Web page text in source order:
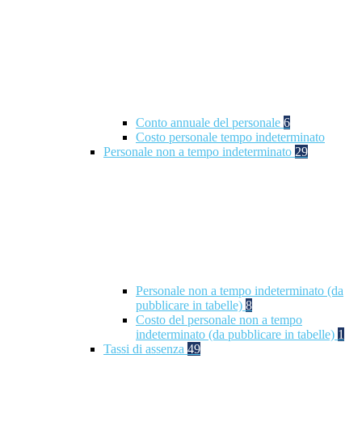
Conto annuale del personale 6
Costo personale tempo indeterminato
Personale non a tempo indeterminato 29
Personale non a tempo indeterminato (da
pubblicare in tabelle) 8
Costo del personale non a tempo
indeterminato (da pubblicare in tabelle) 1
Tassi di assenza 49